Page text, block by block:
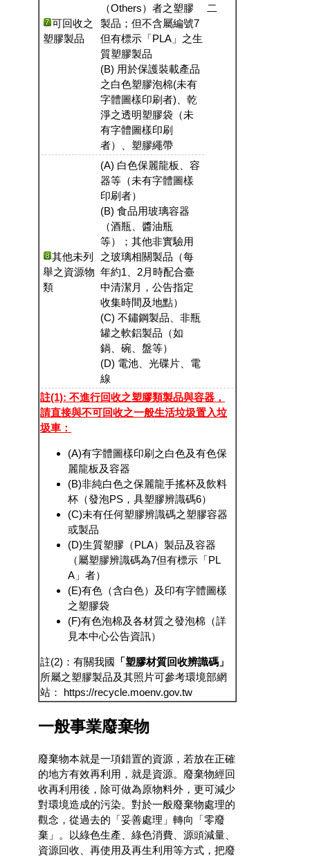
二
可回收之
塑膠製品
（Others）者之塑膠
製品；但不含屬編號7
但有標示「PLA」之生
質塑膠製品
(B) 用於保護裝載產品
之白色塑膠泡棉(未有
字體圖樣印刷者)、乾
淨之透明塑膠袋（未
有字體圖樣印刷
者）、塑膠繩帶
其他未列
舉之資源物
類
(A) 白色保麗龍板、容
器等（未有字體圖樣
印刷者）
(B) 食品用玻璃容器
（酒瓶、醬油瓶
等）；其他非實驗用
之玻璃相關製品（每
年約1、2月時配合臺
中清潔月，公告指定
收集時間及地點）
(C) 不鏽鋼製品、非瓶
罐之軟鋁製品（如
鍋、碗、盤等）
(D) 電池、光碟片、電
線
註(1): 不進行回收之塑膠類製品與容器，
請直接與不可回收之一般生活垃圾置入垃
圾車：
(A)有字體圖樣印刷之白色及有色保
麗龍板及容器
(B)非純白色之保麗龍手搖杯及飲料
杯（發泡PS，具塑膠辨識碼6）
(C)未有任何塑膠辨識碼之塑膠容器
或製品
(D)生質塑膠（PLA）製品及容器
（屬塑膠辨識碼為7但有標示「PL
A」者）
(E)有色（含白色）及印有字體圖樣
之塑膠袋
(F)有色泡棉及各材質之發泡棉（詳
見本中心公告資訊）
註(2)：有關我國 「塑膠材質回收辨識碼」
所屬之塑膠製品及其照片可參考環境部網
站： https://recycle.moenv.gov.tw
一般事業廢棄物
廢棄物本就是一項錯置的資源，若放在正確
的地方有效再利用，就是資源。廢棄物經回
收再利用後，除可做為原物料外，更可減少
對環境造成的污染。對於一般廢棄物處理的
觀念，從過去的「妥善處理」轉向「零廢
棄」。以綠色生產、綠色消費、源頭減量、
資源回收、再使用及再生利用等方式，把廢